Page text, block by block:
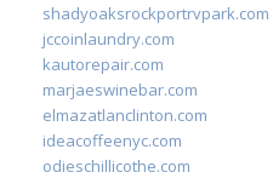
shadyoaksrockportrvpark.com
jccoinlaundry.com
kautorepair.com
marjaeswinebar.com
elmazatlanclinton.com
ideacoffeenyc.com
odieschillicothe.com